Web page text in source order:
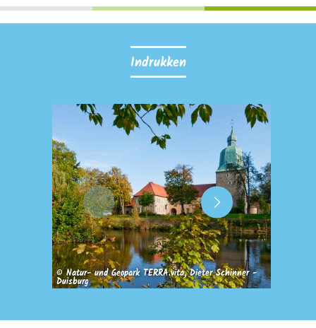
Indrukken
© Natur- und Geopark TERRA.vita, Dieter Schinner -
Duisburg